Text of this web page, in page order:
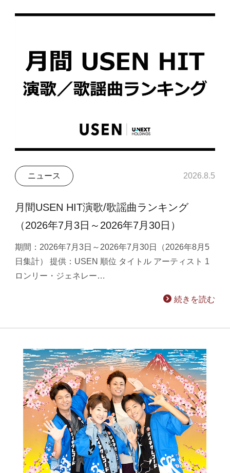
ニュース 2026.8.5
月間USEN HIT演歌/歌謡曲ランキング
（2026年7月3日～2026年7月30日）
期間：2026年7月3日～2026年7月30日（2026年8月5
日集計） 提供：USEN 順位 タイトル アーティスト 1
ロンリー・ジェネレー…
続きを読む